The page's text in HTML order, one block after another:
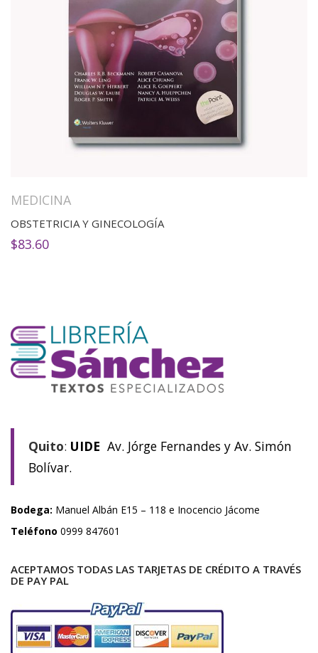
MEDICINA
OBSTETRICIA Y GINECOLOGÍA
$83.60
Quito: UIDE Av. Jórge Fernandes y Av. Simón
Bolívar.
Bodega: Manuel Albán E15 – 118 e Inocencio Jácome
Teléfono 0999 847601
ACEPTAMOS TODAS LAS TARJETAS DE CRÉDITO A TRAVÉS
DE PAY PAL